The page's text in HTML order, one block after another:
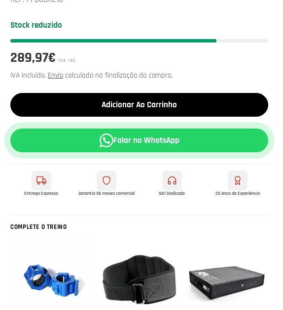
Stock reduzido
Preço
normal
289,97€ IVA INC.
IVA incluído. Envio calculado na finalização da compra.
Adicionar Ao Carrinho
Falar no WhatsApp
Entrega Expresso Garantia 36 meses comercial SAT Dedicado 20 Anos de Experiência
COMPLETE O TREINO